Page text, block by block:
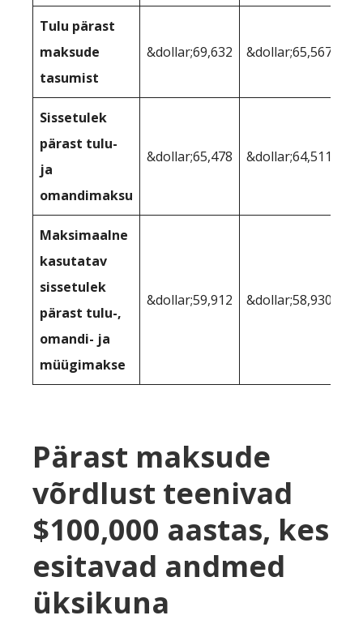
Tulu pärast
maksude
tasumist
&dollar;69,632 &dollar;65,567
Sissetulek
pärast tulu-
ja
omandimaksu
&dollar;65,478 &dollar;64,511
Maksimaalne
kasutatav
sissetulek
pärast tulu-,
omandi- ja
müügimakse
&dollar;59,912 &dollar;58,930
Pärast maksude
võrdlust teenivad
$100,000 aastas, kes
esitavad andmed
üksikuna